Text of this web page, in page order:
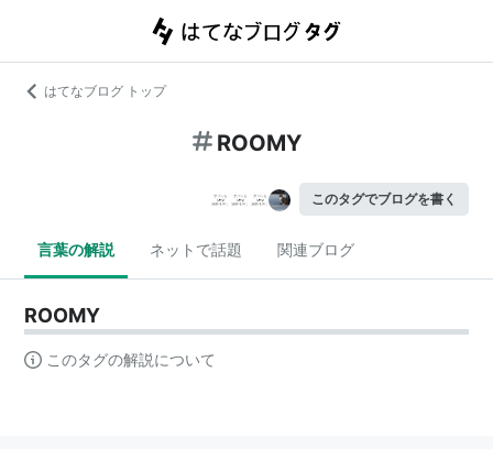
はてなブログ トップ
ROOMY
このタグでブログを書く
言葉の解説 ネットで話題 関連ブログ
ROOMY
このタグの解説について